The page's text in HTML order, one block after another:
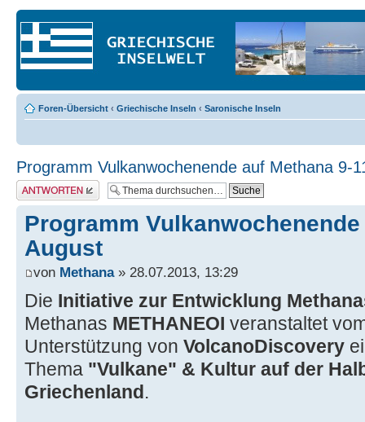
Foren-Übersicht ‹ Griechische Inseln ‹ Saronische Inseln
Programm Vulkanwochenende auf Methana 9-
Antwort erstellen
Programm Vulkanwochenende
August
von Methana» 28.07.2013, 13:29
Die Initiative zur Entwicklung
Methanas METHANEOI veranstaltet
Unterstützung von VolcanoDiscovery
Thema "Vulkane" & Kultur auf der
Griechenland.